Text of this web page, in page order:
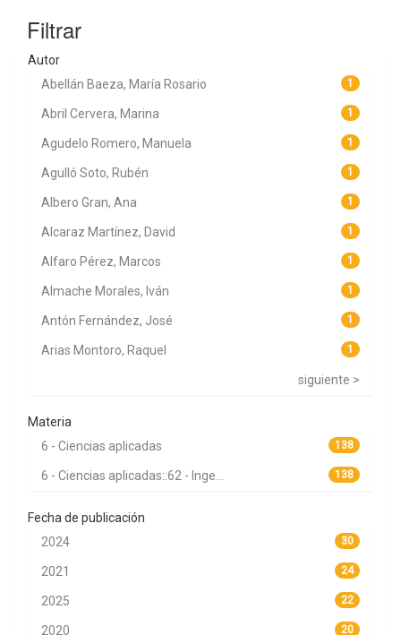
Filtrar
Autor
1
Abellán Baeza, María Rosario
1
Abril Cervera, Marina
1
Agudelo Romero, Manuela
1
Agulló Soto, Rubén
1
Albero Gran, Ana
1
Alcaraz Martínez, David
1
Alfaro Pérez, Marcos
1
Almache Morales, Iván
1
Antón Fernández, José
1
Arias Montoro, Raquel
siguiente >
Materia
138
6 - Ciencias aplicadas
138
6 - Ciencias aplicadas::62 - Inge...
Fecha de publicación
30
2024
24
2021
22
2025
20
2020